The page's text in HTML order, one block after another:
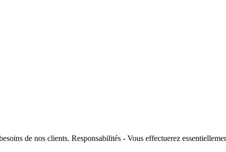
de nos clients. Responsabilités - Vous effectuerez